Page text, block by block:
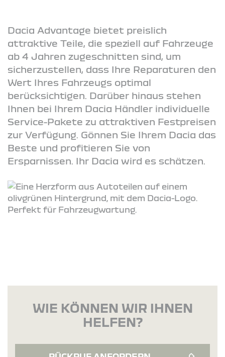
Dacia Advantage bietet preislich
attraktive Teile, die speziell auf Fahrzeuge
ab 4 Jahren zugeschnitten sind, um
sicherzustellen, dass Ihre Reparaturen den
Wert Ihres Fahrzeugs optimal
berücksichtigen. Darüber hinaus stehen
Ihnen bei Ihrem Dacia Händler individuelle
Service-Pakete zu attraktiven Festpreisen
zur Verfügung. Gönnen Sie Ihrem Dacia das
Beste und profitieren Sie von
Ersparnissen. Ihr Dacia wird es schätzen.
WIE KÖNNEN WIR IHNEN
HELFEN?